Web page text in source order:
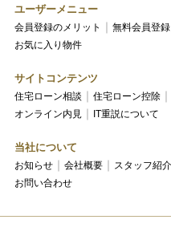
ユーザーメニュー
会員登録のメリット 無料会員登録
お気に入り物件
サイトコンテンツ
住宅ローン相談 住宅ローン控除
オンライン内見
IT重説について
当社について
お知らせ 会社概要 スタッフ紹介
お問い合わせ